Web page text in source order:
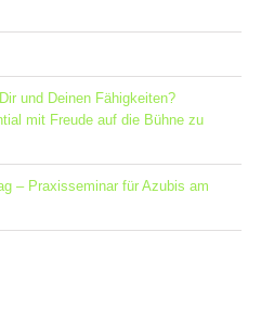
und Deinen Fähigkeiten?
mit Freude auf die Bühne zu
– Praxisseminar für Azubis am